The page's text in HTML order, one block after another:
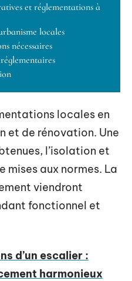
et réglementations à
locales
nécessaires
locales en
et de rénovation. Une
l’isolation et
aux normes. La
viendront
fonctionnel et
d’un escalier :
harmonieux